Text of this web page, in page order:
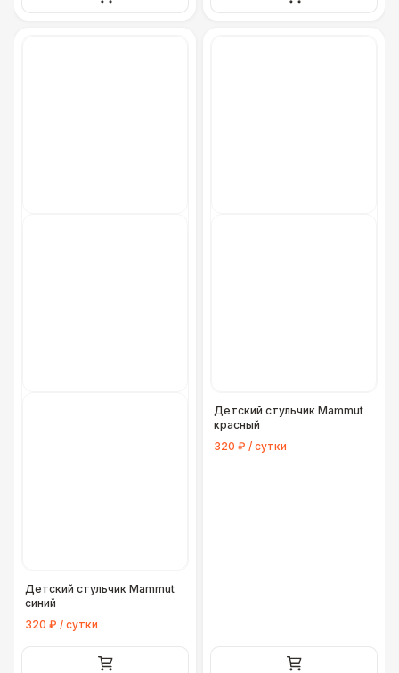
Детский стульчик Mammut
синий
320 ₽ / сутки
Детский стульчик Mammut
красный
320 ₽ / сутки